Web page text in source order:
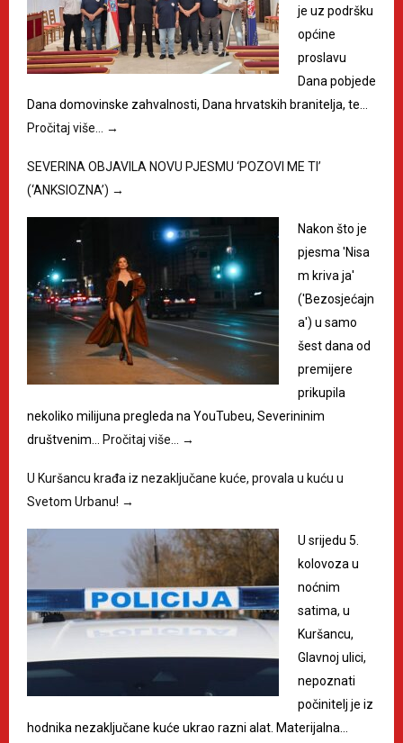
je uz podršku
općine
proslavu
Dana pobjede
Dana domovinske zahvalnosti, Dana hrvatskih branitelja, te…
Pročitaj više…
→
SEVERINA OBJAVILA NOVU PJESMU ‘POZOVI ME TI’
(‘ANKSIOZNA’) →
Nakon što je
pjesma 'Nisa
m kriva ja'
('Bezosjećajn
a') u samo
šest dana od
premijere
prikupila
nekoliko milijuna pregleda na YouTubeu, Severininim
društvenim…
Pročitaj više… →
U Kuršancu krađa iz nezaključane kuće, provala u kuću u
Svetom Urbanu! →
U srijedu 5.
kolovoza u
noćnim
satima, u
Kuršancu,
Glavnoj ulici,
nepoznati
počinitelj je iz
hodnika nezaključane kuće ukrao razni alat. Materijalna…